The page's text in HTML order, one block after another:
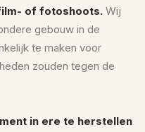
of fotoshoots.Wij
gebouw in de
te maken voor
zouden tegen de
in ere te herstellen